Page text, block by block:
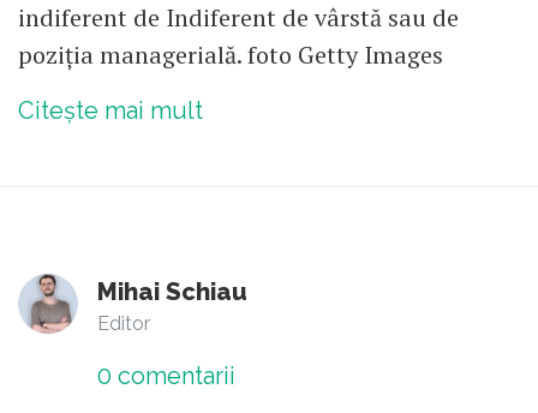
indiferent de Indiferent de vârstă sau de
poziția managerială. foto Getty Images
Citește mai mult
Mihai Schiau
Editor
0 comentarii